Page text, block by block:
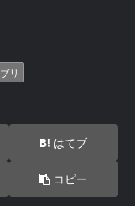
ブリ
はてブ
コピー